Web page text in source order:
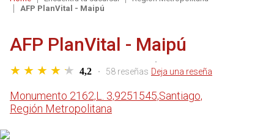
AFP PlanVital - Maipú
AFP PlanVital - Maipú
4,2 58 reseñas Deja una reseña
Monumento 2162,L. 3,9251545,Santiago,
Región Metropolitana